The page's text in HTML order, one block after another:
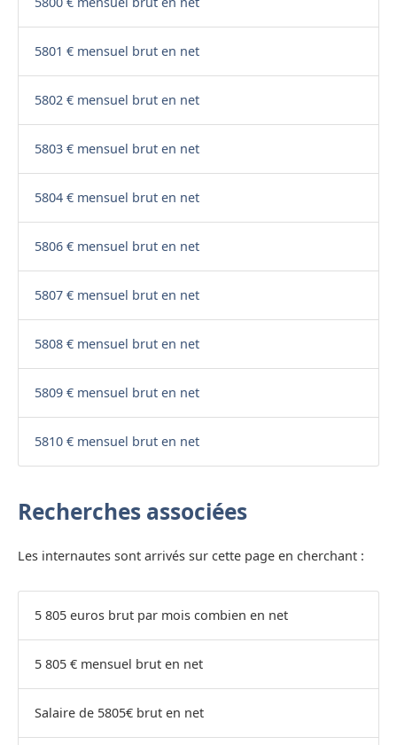
5801 € mensuel brut en net
5802 € mensuel brut en net
5803 € mensuel brut en net
5804 € mensuel brut en net
5806 € mensuel brut en net
5807 € mensuel brut en net
5808 € mensuel brut en net
5809 € mensuel brut en net
5810 € mensuel brut en net
Recherches associées
Les internautes sont arrivés sur cette page en cherchant :
5 805 euros brut par mois combien en net
5 805 € mensuel brut en net
Salaire de 5805€ brut en net